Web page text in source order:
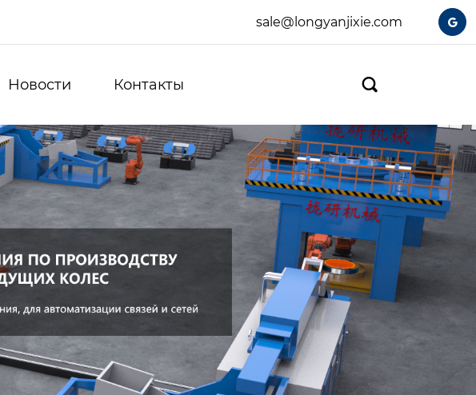
sale@longyanjixie.com 
Новости Контакты 